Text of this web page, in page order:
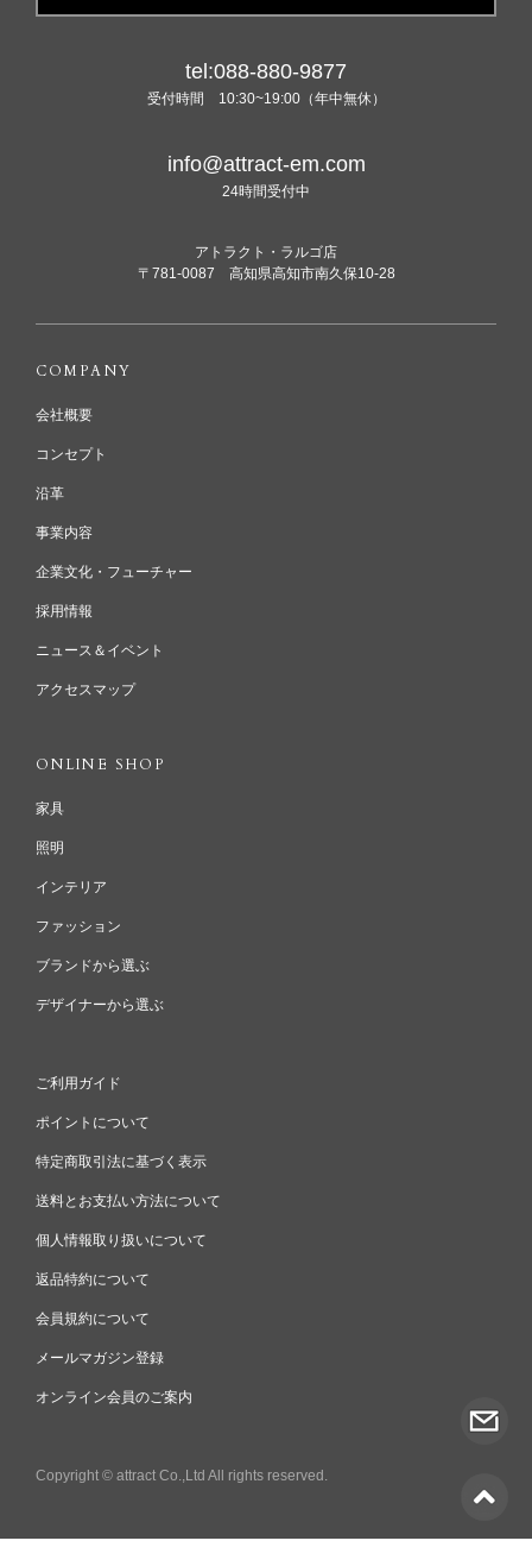
tel:088-880-9877
受付時間 10:30~19:00（年中無休）
info@attract-em.com
24時間受付中
アトラクト・ラルゴ店
〒781-0087 高知県高知市南久保10-28
COMPANY
会社概要
コンセプト
沿革
事業内容
企業文化・フューチャー
採用情報
ニュース＆イベント
アクセスマップ
ONLINE SHOP
家具
照明
インテリア
ファッション
ブランドから選ぶ
デザイナーから選ぶ
ご利用ガイド
ポイントについて
特定商取引法に基づく表示
送料とお支払い方法について
個人情報取り扱いについて
返品特約について
会員規約について
メールマガジン登録
オンライン会員のご案内
Copyright © attract Co.,Ltd All rights reserved.